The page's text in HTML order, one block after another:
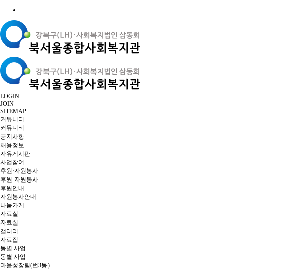
LOGIN
JOIN
SITEMAP
커뮤니티
커뮤니티
공지사항
채용정보
자유게시판
사업참여
후원·자원봉사
후원·자원봉사
후원안내
자원봉사안내
나눔가게
자료실
자료실
갤러리
자료집
동별 사업
동별 사업
마을성장팀(번3동)